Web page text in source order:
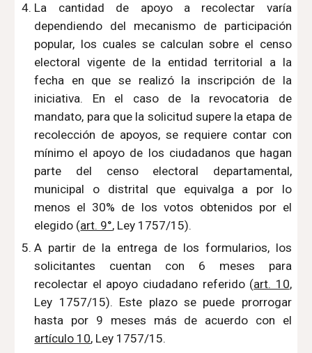
La cantidad de apoyo a recolectar varía
dependiendo del mecanismo de participación
popular, los cuales se calculan sobre el censo
electoral vigente de la entidad territorial a la
fecha en que se realizó la inscripción de la
iniciativa. En el caso de la revocatoria de
mandato, para que la solicitud supere la etapa de
recolección de apoyos, se requiere contar con
mínimo el apoyo de los ciudadanos que hagan
parte del censo electoral departamental,
municipal o distrital que equivalga a por lo
menos el 30% de los votos obtenidos por el
elegido (art. 9°, Ley 1757/15).
A partir de la entrega de los formularios, los
solicitantes cuentan con 6 meses para
recolectar el apoyo ciudadano referido (art. 10,
Ley 1757/15). Este plazo se puede prorrogar
hasta por 9 meses más de acuerdo con el
artículo 10, Ley 1757/15.